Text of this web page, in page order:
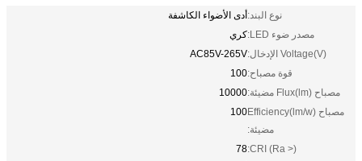
نوع البند:أدى الأضواء الكاشفة
مصدر ضوء LED:
كري
Voltage(V) الإدخال:
AC85V-265V
قوة مصباح:100
مصباح Flux(lm) مضيئة:
10000
مصباح Efficiency(lm/w)
مضيئة:
100
CRI (Ra >):
78